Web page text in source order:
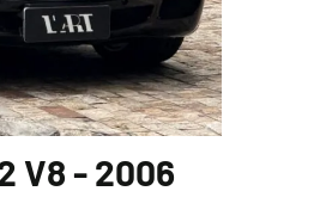
V8 - 2006